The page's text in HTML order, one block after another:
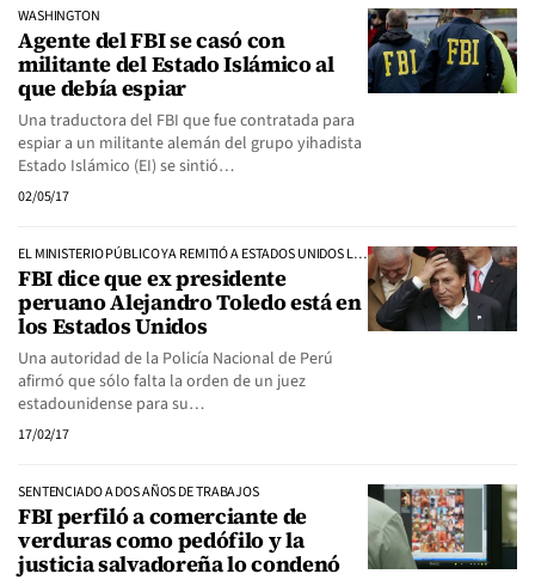
WASHINGTON
Agente del FBI se casó con
militante del Estado Islámico al
que debía espiar
Una traductora del FBI que fue contratada para
espiar a un militante alemán del grupo yihadista
Estado Islámico (EI) se sintió…
02/05/17
EL MINISTERIO PÚBLICO YA REMITIÓ A ESTADOS UNIDOS LA SOLICITUD PARA SU DETENCIÓN PREVENTIVA.
FBI dice que ex presidente
peruano Alejandro Toledo está en
los Estados Unidos
Una autoridad de la Policía Nacional de Perú
afirmó que sólo falta la orden de un juez
estadounidense para su…
17/02/17
SENTENCIADO A DOS AÑOS DE TRABAJOS
FBI perfiló a comerciante de
verduras como pedófilo y la
justicia salvadoreña lo condenó